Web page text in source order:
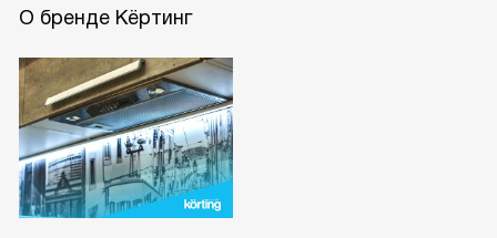
О бренде Кёртинг